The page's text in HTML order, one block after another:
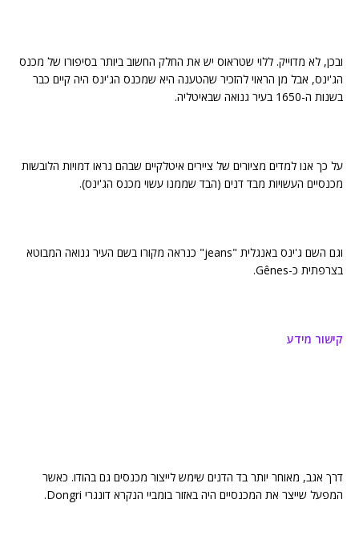
ובכן, לא מדוייק. ללוי שטראוס יש את החלק החשוב ביותר בסיפורו של מכנס
הג'ינס, אבל מן הראוי להזכיר שהטענה היא שמכנס הג'ינס היה קיים כבר
בשנות ה-1650 בעיר גנואה שבאיטליה.
על כך אנו למדים מציורים של ציירים איטלקיים שבהם נראו דמויות הלובשות
מכנסיים העשויות מבד דנים (הבד שממנו עשוי מכנס הג'ינס).
וגם השם ג'ינס באנגלית "jeans" כנראה מקורו בשם העיר גנואה המבוטא
בצרפתית כ-Gênes.
קישור מידע
דרך אגב, מאוחר יותר בד הדנים שימש לייצור מכנסים גם בהודו. כאשר
המפעל שייצר את המכנסיים היה באזור בומביי הנקרא דונגרי Dongri.